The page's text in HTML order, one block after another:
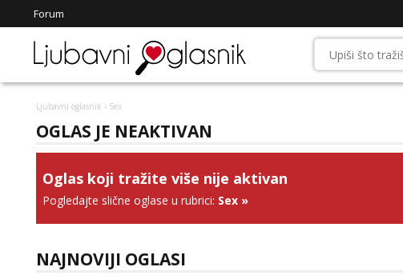
Forum
Ljubavni oglasnik › Sex
OGLAS JE NEAKTIVAN
Oglas koji tražite više nije aktivan
Pogledajte slične oglase u rubrici: Sex »
NAJNOVIJI OGLASI